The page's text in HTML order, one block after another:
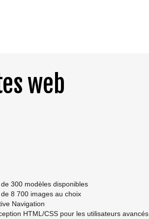
web
de 300 modèles disponibles
de 8 700 images au choix
Navigation
HTML/CSS pour les utilisateurs avancés